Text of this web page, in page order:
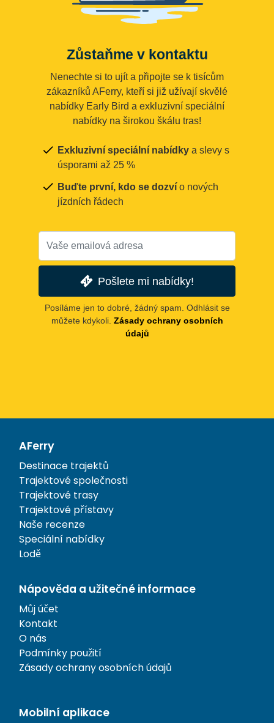
Zůstaňme v kontaktu
Nenechte si to ujít a připojte se k tisícům
zákazníků AFerry, kteří si již užívají skvělé
nabídky Early Bird a exkluzivní speciální
nabídky na širokou škálu tras!
Exkluzivní speciální nabídky a slevy s
úsporami až 25 %
Buďte první, kdo se dozví o nových
jízdních řádech
Pošlete mi nabídky!
Posíláme jen to dobré, žádný spam. Odhlásit se
můžete kdykoli. Zásady ochrany osobních
údajů
AFerry
Destinace trajektů
Trajektové společnosti
Trajektové trasy
Trajektové přístavy
Naše recenze
Speciální nabídky
Lodě
Nápověda a užitečné informace
Můj účet
Kontakt
O nás
Podmínky použití
Zásady ochrany osobních údajů
Mobilní aplikace